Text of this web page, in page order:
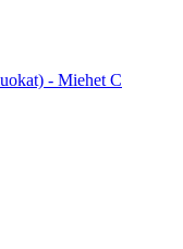
- Miehet C